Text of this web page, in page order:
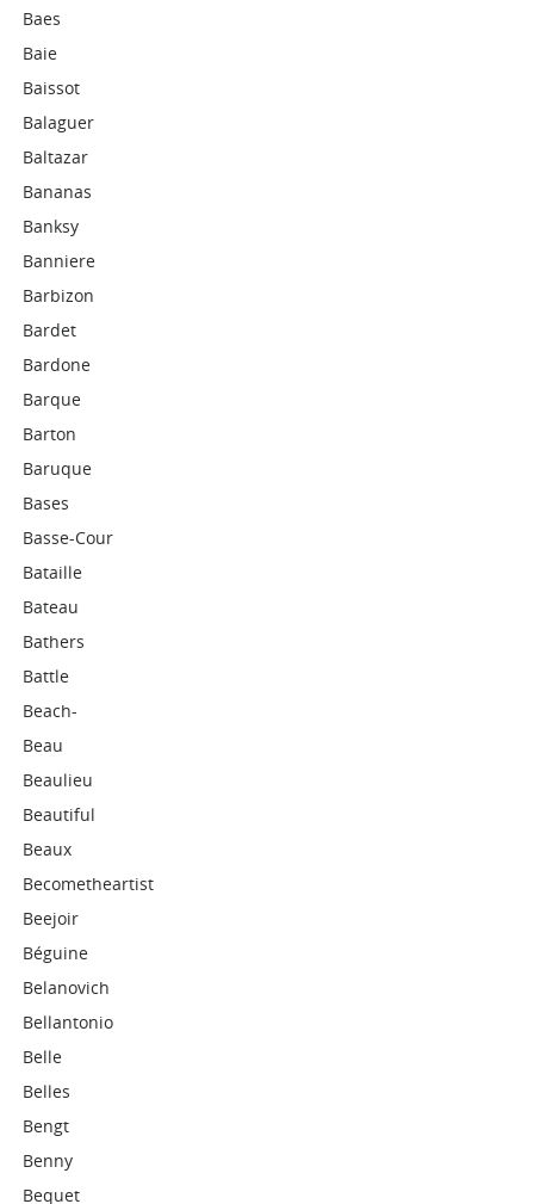
Baes
Baie
Baissot
Balaguer
Baltazar
Bananas
Banksy
Banniere
Barbizon
Bardet
Bardone
Barque
Barton
Baruque
Bases
Basse-Cour
Bataille
Bateau
Bathers
Battle
Beach-
Beau
Beaulieu
Beautiful
Beaux
Becometheartist
Beejoir
Béguine
Belanovich
Bellantonio
Belle
Belles
Bengt
Benny
Bequet